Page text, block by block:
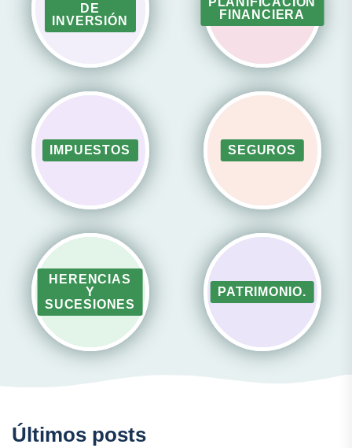
DE
INVERSIÓN
FINANCIERA
IMPUESTOS SEGUROS
HERENCIAS
Y
SUCESIONES
PATRIMONIO.
Últimos posts